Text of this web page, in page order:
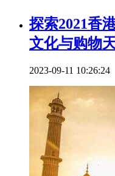
探索2021香
文化与购物
2023-09-11 10:26:24